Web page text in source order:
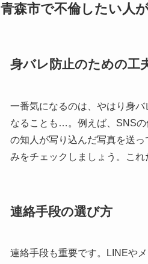
青森市で不倫したい人
身バレ防止のための工
一番気になるのは、やはり身
なることも…。例えば、SNSの
の知人が写り込んだ写真を送
みをチェックしましょう。これ
連絡手段の選び方
連絡手段も重要です。LINEや